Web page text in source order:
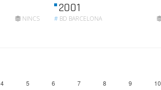
NINCS
2001
# BD BARCELONA
4 5 6 7 8 9 10